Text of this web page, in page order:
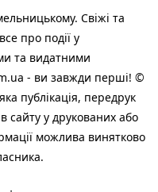
Свіжі та
про події у
та видатними
- ви завжди перші! ©
публiкацiя, передрук
сайту у друкованих або
можлива винятково